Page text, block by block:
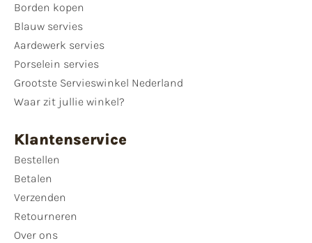
Borden kopen
Blauw servies
Aardewerk servies
Porselein servies
Grootste Servieswinkel Nederland
Waar zit jullie winkel?
Klantenservice
Bestellen
Betalen
Verzenden
Retourneren
Over ons